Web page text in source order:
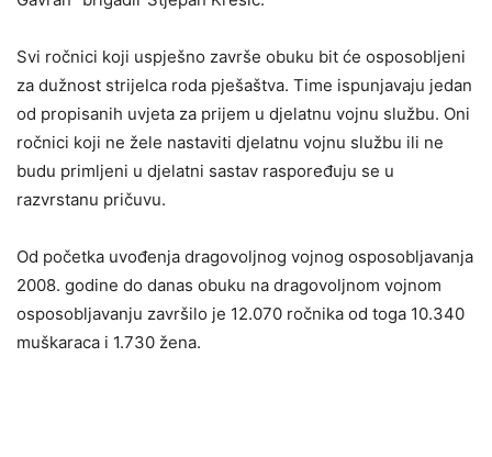
Svi ročnici koji uspješno završe obuku bit će osposobljeni
za dužnost strijelca roda pješaštva. Time ispunjavaju jedan
od propisanih uvjeta za prijem u djelatnu vojnu službu. Oni
ročnici koji ne žele nastaviti djelatnu vojnu službu ili ne
budu primljeni u djelatni sastav raspoređuju se u
razvrstanu pričuvu.
Od početka uvođenja dragovoljnog vojnog osposobljavanja
2008. godine do danas obuku na dragovoljnom vojnom
osposobljavanju završilo je 12.070 ročnika od toga 10.340
muškaraca i 1.730 žena.